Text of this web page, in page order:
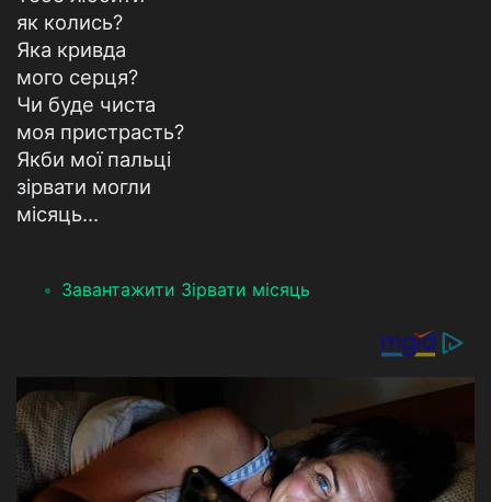
як колись?
Яка кривда
мого серця?
Чи буде чиста
моя пристрасть?
Якби мої пальці
зірвати могли
місяць…
Завантажити Зірвати місяць